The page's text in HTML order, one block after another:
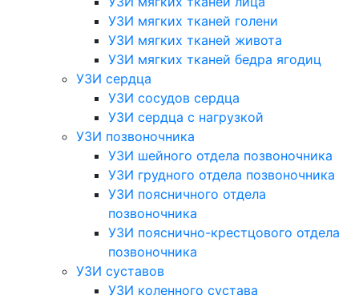
УЗИ мягких тканей голени
УЗИ мягких тканей живота
УЗИ мягких тканей бедра ягодиц
УЗИ сердца
УЗИ сосудов сердца
УЗИ сердца с нагрузкой
УЗИ позвоночника
УЗИ шейного отдела позвоночника
УЗИ грудного отдела позвоночника
УЗИ поясничного отдела
позвоночника
УЗИ пояснично-крестцового отдела
позвоночника
УЗИ суставов
УЗИ коленного сустава